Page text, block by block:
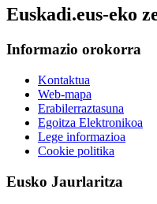
Euskadi.eus-eko
Informazio orokorra
Kontaktua
Web-mapa
Erabilerraztasuna
Egoitza Elektronikoa
Lege informazioa
Cookie politika
Eusko Jaurlaritza